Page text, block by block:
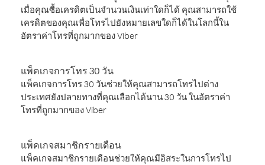
เมื่อคุณซื้อเครดิตเป็นจำนวนเงินเท่าใดก็ได้ คุณสามารถใช้
เครดิตของคุณเพื่อโทรไปยังหมายเลขใดก็ได้ในโลกนี้ใน
อัตราค่าโทรที่ถูกมากของ Viber
แพ็คเกจการโทร 30 วัน
แพ็คเกจการโทร 30 วันช่วยให้คุณสามารถโทรไปต่าง
ประเทศยังปลายทางที่คุณเลือกได้นาน 30 วัน ในอัตราค่า
โทรที่ถูกมากของ Viber
แพ็คเกจสมาชิกรายเดือน
แพ็คเกจสมาชิกรายเดือนช่วยให้คุณมีอิสระในการโทรไป